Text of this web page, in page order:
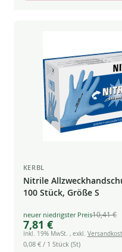
KERBL
Nitrile
100 Stück, Größe S
Special
Price
7,81 €
10,41 €
Inkl. 19% MwSt. , exkl.
0,08 €/ 1 Stück (St)